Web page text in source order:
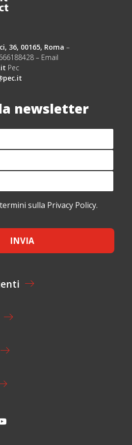
36, 00165, Roma –
– Email
Pec
newsletter
sulla Privacy Policy.
INVIA